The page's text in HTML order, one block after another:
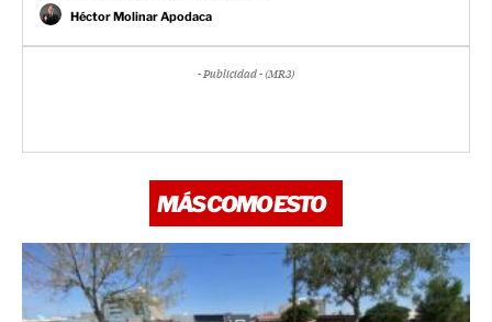
Héctor Molinar Apodaca
- Publicidad - (MR3)
MÁS COMO ESTO